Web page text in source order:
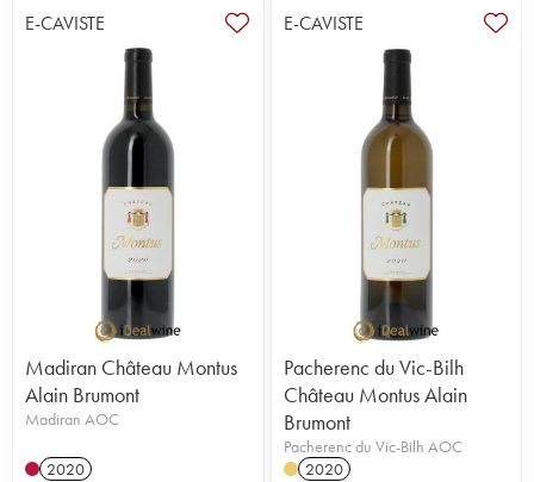
E-CAVISTE
Madiran Château Montus
Alain Brumont
Madiran AOC
2020
E-CAVISTE
Pacherenc du Vic-Bilh
Château Montus Alain
Brumont
Pacherenc du Vic-Bilh AOC
2020